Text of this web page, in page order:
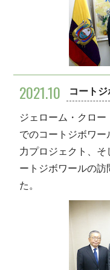
2021.10 コート
ジェローム・クロー
でのコートジボワ
力プロジェクト、そ
ートジボワールの訪
た。